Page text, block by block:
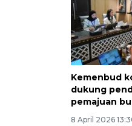
Kemenbud
dukung
pemajuan
8 April 2026